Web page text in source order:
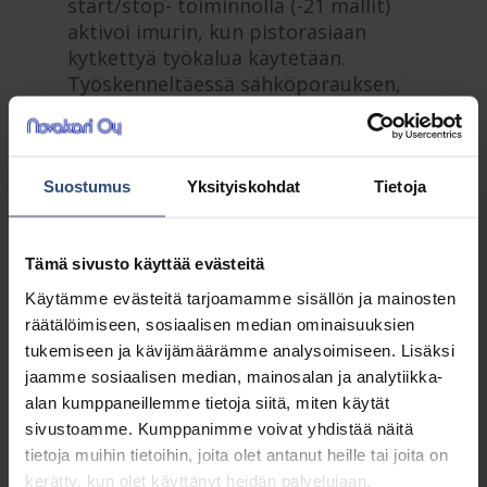
Suostumus Yksityiskohdat Tietoja
Tämä sivusto käyttää evästeitä
Käytämme evästeitä tarjoamamme sisällön ja mainosten
räätälöimiseen, sosiaalisen median ominaisuuksien
tukemiseen ja kävijämäärämme analysoimiseen. Lisäksi
jaamme sosiaalisen median, mainosalan ja analytiikka-
alan kumppaneillemme tietoja siitä, miten käytät
sivustoamme. Kumppanimme voivat yhdistää näitä
tietoja muihin tietoihin, joita olet antanut heille tai joita on
kerätty, kun olet käyttänyt heidän palvelujaan.
start/stop- toiminnolla (-21 mallit)
aktivoi imurin, kun pistorasiaan
kytkettyä työkalua käytetään.
Työskenneltäessä sähköporauksen,
hionnan tai leikkureiden kanssa,
AERO 26 tarjoaa suuren avun pitäen
puhtaana ja vähentäen lisäksi yleistä
melutasoa.
Koska AERO märkä-/kuivaimuri on
kompakti, monikäyttöinen ja
kestävä, se voidaan helposti
kuljettaa minne tahansa, esim.
autolla. Työnteon jälkeen, säiliö on
helppo tyhjentää – joko hävittämällä
fleece-pölypussi tai tyhjentämällä
säiliö. Push&Clean suodattimen
puhdistusjärjestelmä estää